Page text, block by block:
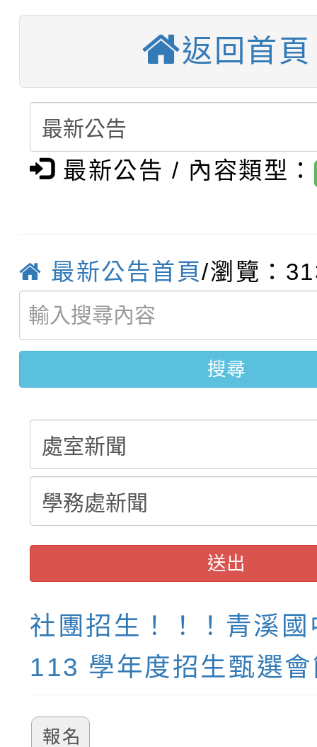
1次會員大會暨第7屆
推動社區運動俱樂部營
權責核予出席人員公(
【甄選結果(第11招)】
結果(第11招)
學年度第1學期第9次代
結果(第3招)
桃園市家庭教育中心「
程資訊」、「暑期親子
「祖孫樂淘桃」、「愛
站幸福系列講座及成長
報，惠請貴機關(學校)
宣導。
「校園短影音徵選活動
員」簡章及活動海報，
115學年度新生訓練注
結果
【甄選結果(第10招)】
學年度第1學期第7次代
結果(第10招)
【甄選結果(第2招)】
學年度第1學期第9次代
結果(第2招)
轉知：本市公務人員協
9月16日本府B2大禮堂
1次會員大會暨第7屆會
函轉運動部全民運動署
推動社區運動俱樂部營
計畫」1 份，請踴躍報
權責核予出席人員公(
返回首頁
最新公告 / 內容類型：
最新公告首頁/瀏覽：
搜尋
送出
社團招生！！！青溪
113 學年度招生甄選
報名